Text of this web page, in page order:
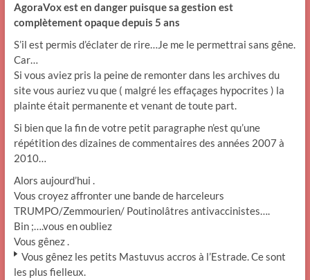
AgoraVox est en danger puisque sa gestion est
complètement opaque depuis 5 ans
S’il est permis d’éclater de rire…Je me le permettrai sans gêne.
Car…
Si vous aviez pris la peine de remonter dans les archives du
site vous auriez vu que ( malgré les effaçages hypocrites ) la
plainte était permanente et venant de toute part.
Si bien que la fin de votre petit paragraphe n’est qu’une
répétition des dizaines de commentaires des années 2007 à
2010…
Alors aujourd’hui .
Vous croyez affronter une bande de harceleurs
TRUMPO/Zemmourien/ Poutinolâtres antivaccinistes….
Bin ;….vous en oubliez
Vous gênez .
Vous gênez les petits Mastuvus accros à l’Estrade. Ce sont
les plus fielleux.